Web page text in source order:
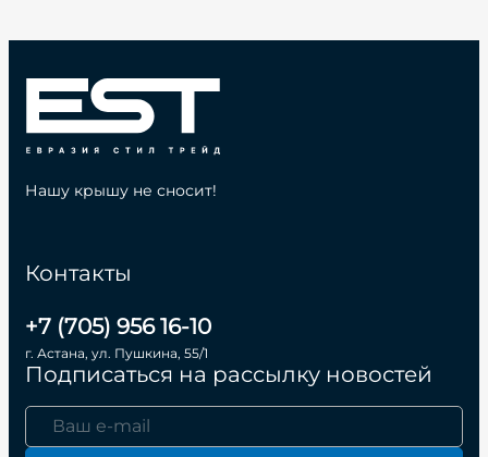
Контакты
+7 (705) 956 16-10
г. Астана, ул. Пушкина, 55/1
Подписаться на рассылку новостей
Нашу крышу не сносит!